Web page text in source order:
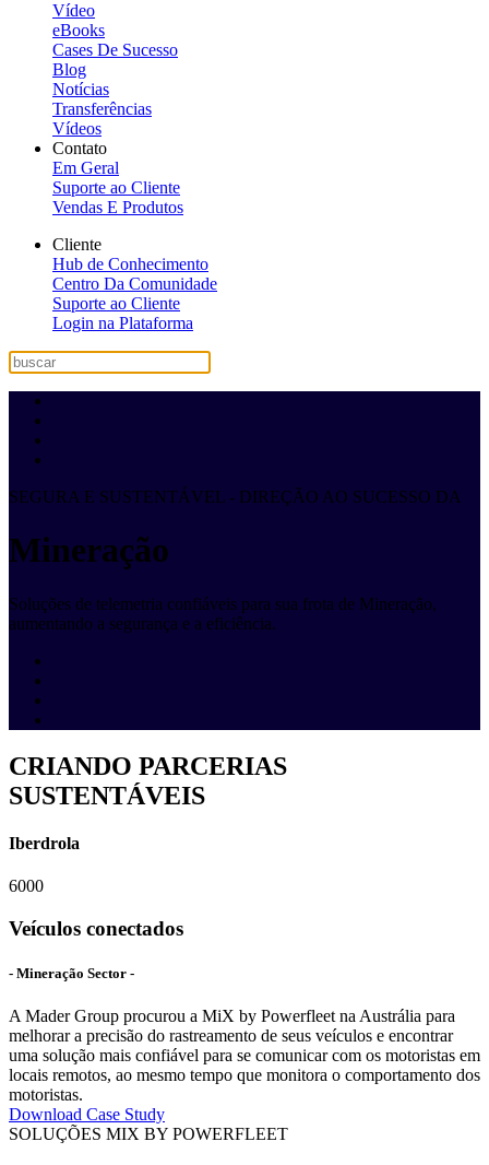
Vídeo
eBooks
Cases De Sucesso
Blog
Notícias
Transferências
Vídeos
Contato
Em Geral
Suporte ao Cliente
Vendas E Produtos
Cliente
Hub de Conhecimento
Centro Da Comunidade
Suporte ao Cliente
Login na Plataforma
SEGURA E SUSTENTÁVEL - DIREÇÃO AO SUCESSO DA
Mineração
Soluções de telemetria confiáveis para sua frota de Mineração,
aumentando a segurança e a eficiência.
CRIANDO PARCERIAS
SUSTENTÁVEIS
Iberdrola
6000
Veículos conectados
- Mineração Sector -
A Mader Group procurou a MiX by Powerfleet na Austrália para
melhorar a precisão do rastreamento de seus veículos e encontrar
uma solução mais confiável para se comunicar com os motoristas em
locais remotos, ao mesmo tempo que monitora o comportamento dos
motoristas.
Download Case Study
SOLUÇÕES MIX BY POWERFLEET